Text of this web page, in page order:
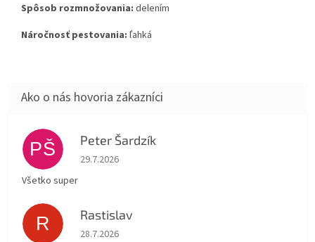
Spôsob rozmnožovania: delením
Náročnosť pestovania: ľahká
PŠ Peter Šardzík
Hodnotenie obchodu je 5 z 5 hviezdičiek.
29.7.2026
Všetko super
R Rastislav
Hodnotenie obchodu je 5 z 5 hviezdičiek.
28.7.2026